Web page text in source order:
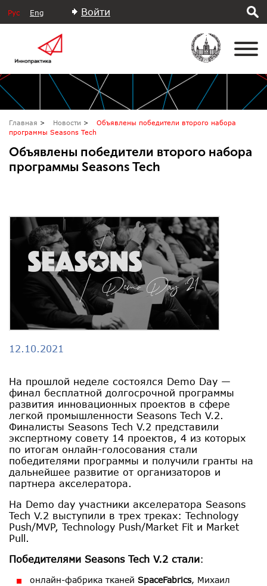
Рус Eng Войти
Главная Новости
Объявлены победители второго набора
программы Seasons Tech
Объявлены победители второго набора
программы Seasons Tech
12.10.2021
На прошлой неделе состоялся Demo Day —
финал бесплатной долгосрочной программы
развития инновационных проектов в сфере
легкой промышленности Seasons Tech V.2.
Финалисты Seasons Tech V.2 представили
экспертному совету 14 проектов, 4 из которых
по итогам онлайн-голосования стали
победителями программы и получили гранты на
дальнейшее развитие от организаторов и
партнера акселератора.
На Demo day участники акселератора Seasons
Tech V.2 выступили в трех треках: Technology
Push/MVP, Technology Push/Market Fit и Market
Pull.
Победителями Seasons Tech V.2 стали:
онлайн-фабрика тканей SpaceFabrics, Михаил